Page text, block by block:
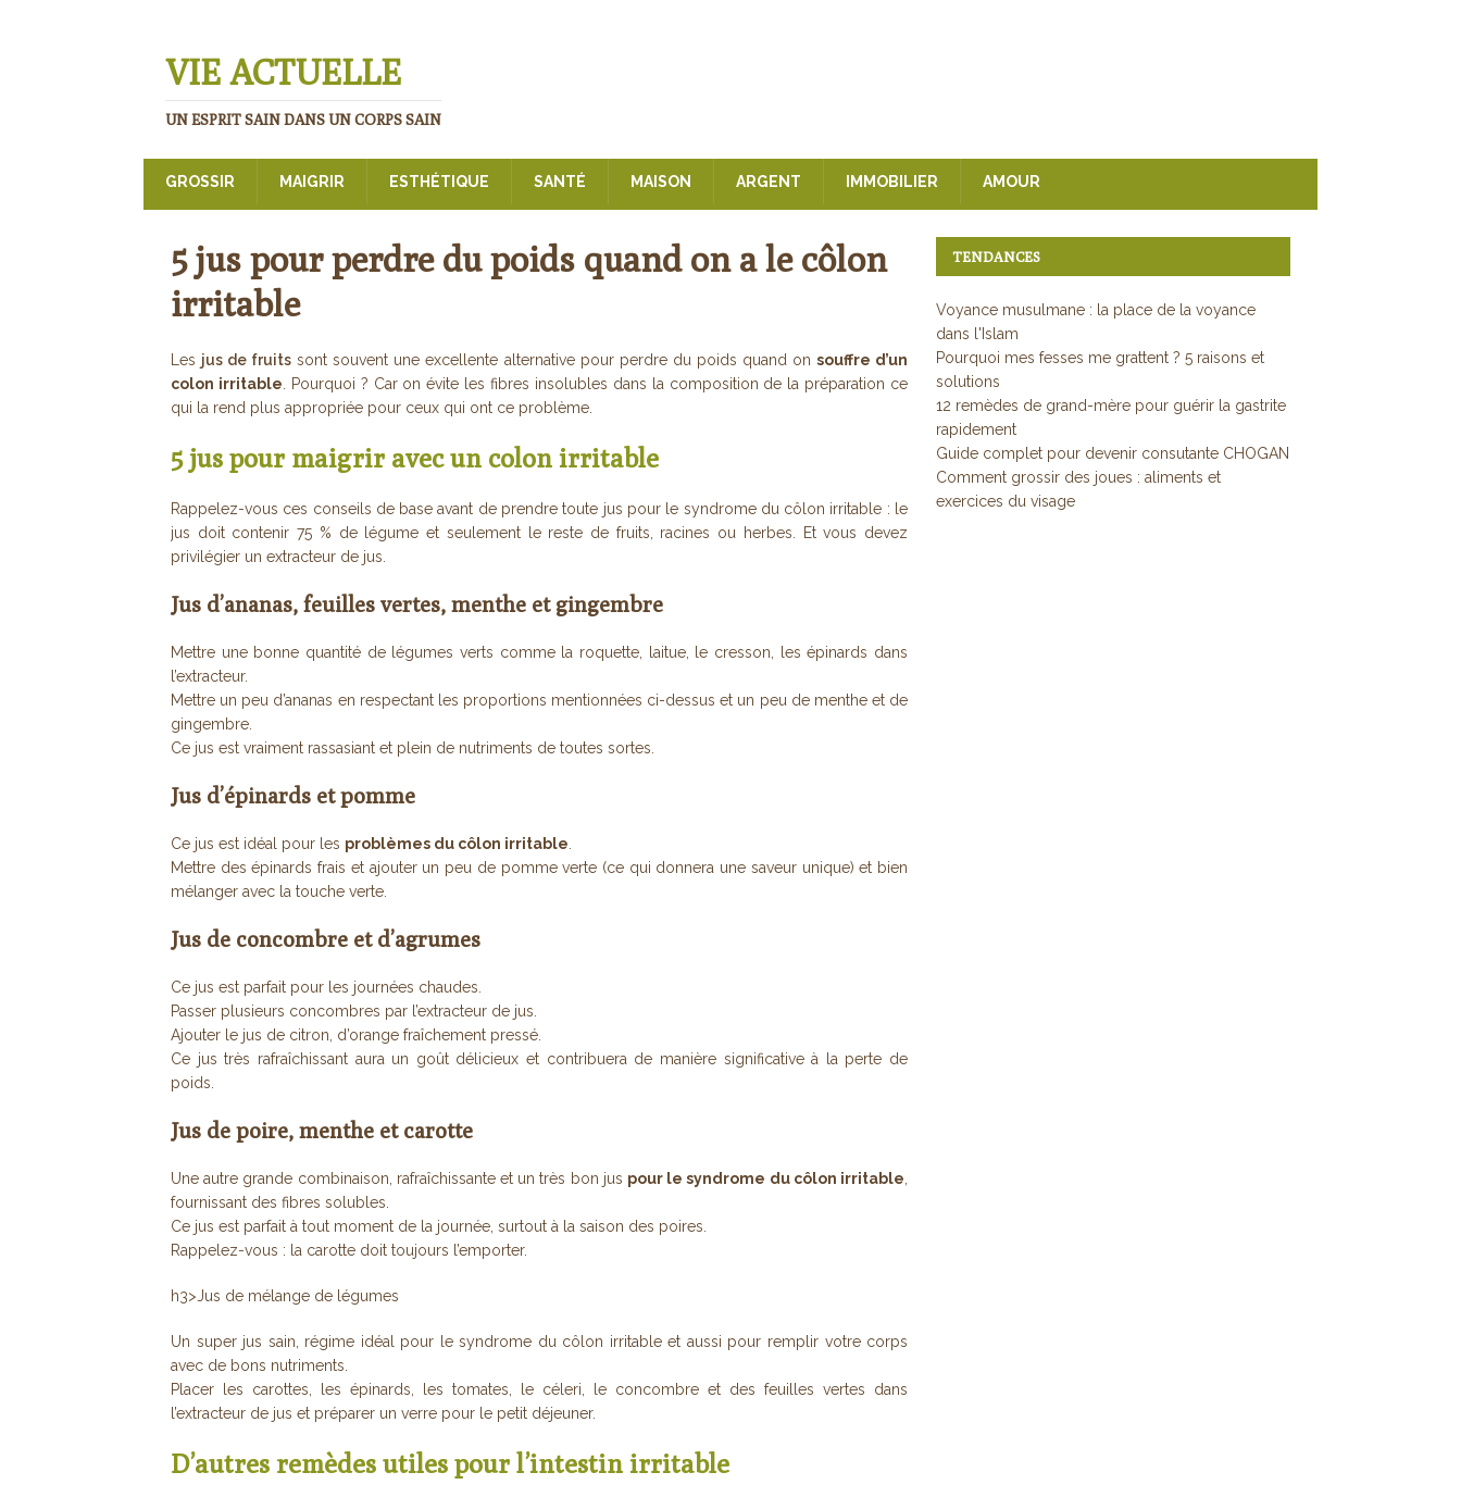
VIE ACTUELLE
UN ESPRIT SAIN DANS UN CORPS SAIN
GROSSIR MAIGRIR ESTHÉTIQUE SANTÉ MAISON ARGENT IMMOBILIER AMOUR
5 jus pour perdre du poids quand on a le côlon
irritable
Les jus de fruits sont souvent une excellente alternative pour perdre du poids quand onsouffre d’un
colon irritable . Pourquoi ? Car on évite les fibres insolubles dans la composition de la préparation ce
qui la rend plus appropriée pour ceux qui ont ce problème.
5 jus pour maigrir avec un colon irritable
Rappelez-vous ces conseils de base avant de prendre toute jus pour le syndrome du côlon irritable : le
jus doit contenir 75 % de légume et seulement le reste de fruits, racines ou herbes. Et vous devez
privilégier un extracteur de jus.
Jus d’ananas, feuilles vertes, menthe et gingembre
Mettre une bonne quantité de légumes verts comme la roquette, laitue, le cresson, les épinards dans
l’extracteur.
Mettre un peu d’ananas en respectant les proportions mentionnées ci-dessus et un peu de menthe et de
gingembre.
Ce jus est vraiment rassasiant et plein de nutriments de toutes sortes.
Jus d’épinards et pomme
Ce jus est idéal pour les problèmes du côlon irritable
Mettre des épinards frais et ajouter un peu de pomme verte (ce qui donnera une saveur unique) et bien
mélanger avec la touche verte.
Jus de concombre et d’agrumes
Ce jus est parfait pour les journées chaudes.
Passer plusieurs concombres par l’extracteur de jus.
Ajouter le jus de citron, d’orange fraîchement pressé.
Ce jus très rafraîchissant aura un goût délicieux et contribuera de manière significative à la perte de
poids.
Jus de poire, menthe et carotte
Une autre grande combinaison, rafraîchissante et un très bon jus pour le syndrome du côlon irritable
fournissant des fibres solubles.
Ce jus est parfait à tout moment de la journée, surtout à la saison des poires.
Rappelez-vous : la carotte doit toujours l’emporter.
h3>Jus de mélange de légumes
Un super jus sain, régime idéal pour le syndrome du côlon irritable et aussi pour remplir votre corps
avec de bons nutriments.
Placer les carottes, les épinards, les tomates, le céleri, le concombre et des feuilles vertes dans
l’extracteur de jus et préparer un verre pour le petit déjeuner.
D’autres remèdes utiles pour l’intestin irritable
TENDANCES
Voyance musulmane : la place de la voyance
dans l'Islam
Pourquoi mes fesses me grattent ? 5 raisons et
solutions
12 remèdes de grand-mère pour guérir la gastrite
rapidement
Guide complet pour devenir consutante CHOGAN
Comment grossir des joues : aliments et
exercices du visage